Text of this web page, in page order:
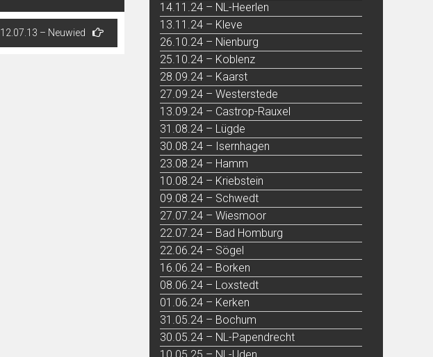
12.07.13 – Neuwied
14.11.24 – NL-Heerlen
13.11.24 – Kleve
26.10.24 – Nienburg
25.10.24 – Koblenz
28.09.24 – Kaarst
27.09.24 – Westerstede
13.09.24 – Castrop-Rauxel
31.08.24 – Lügde
30.08.24 – Isernhagen
23.08.24 – Hamm
10.08.24 – Kriebstein
09.08.24 – Schwedt
27.07.24 – Wiesmoor
22.07.24 – Bad Homburg
22.06.24 – Sögel
16.06.24 – Borken
08.06.24 – Loxstedt
01.06.24 – Kerken
31.05.24 – Bochum
30.05.24 – NL-Papendrecht